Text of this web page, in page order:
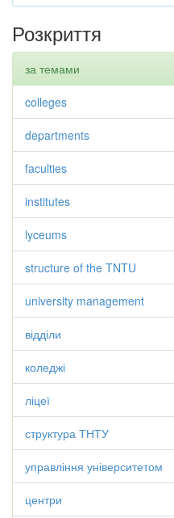
Розкриття
за темами
colleges
departments
faculties
institutes
lyceums
structure of the TNTU
university management
відділи
коледжі
ліцеї
структура ТНТУ
управління університетом
центри